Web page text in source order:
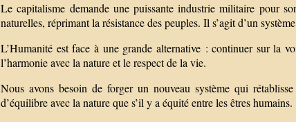
Le capitalisme demande une puissante industrie militaire pour
naturelles, réprimant la résistance des peuples. Il s’agit d’un
L’Humanité est face à une grande alternative : continuer sur la
l’harmonie avec la nature et le respect de la vie.
Nous avons besoin de forger un nouveau système qui
d’équilibre avec la nature que s’il y a équité entre les êtres humains.